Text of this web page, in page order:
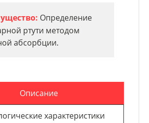
Определение
ртути методом
абсорбции.
Описание
характеристики